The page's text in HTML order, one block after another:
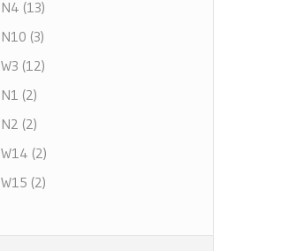
N4 (13)
N10 (3)
W3 (12)
N1 (2)
N2 (2)
W14 (2)
W15 (2)